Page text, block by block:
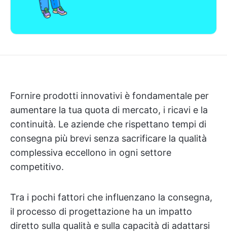
Fornire prodotti innovativi è fondamentale per
aumentare la tua quota di mercato, i ricavi e la
continuità. Le aziende che rispettano tempi di
consegna più brevi senza sacrificare la qualità
complessiva eccellono in ogni settore
competitivo.
Tra i pochi fattori che influenzano la consegna,
il processo di progettazione ha un impatto
diretto sulla qualità e sulla capacità di adattarsi